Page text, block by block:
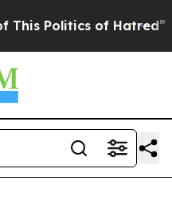
of Hatred” The